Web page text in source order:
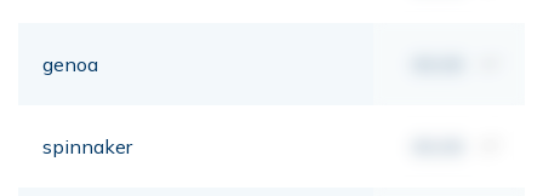
genoa
spinnaker